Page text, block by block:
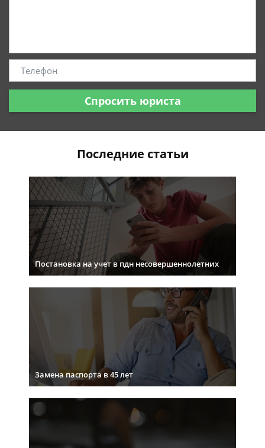
Спросить юриста
Последние статьи
Постановка на учет в пдн несовершеннолетних
Замена паспорта в 45 лет